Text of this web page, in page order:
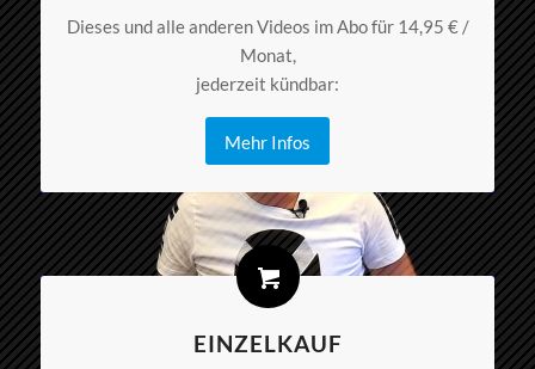
Dieses und alle anderen Videos im Abo für 14,95 € /
Monat,
jederzeit kündbar:
Mehr Infos
EINZELKAUF